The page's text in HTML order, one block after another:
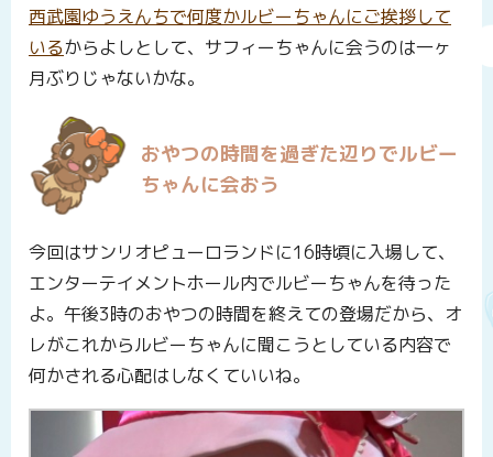
西武園ゆうえんちで何度かルビーちゃんにご挨拶して
いるからよしとして、サフィーちゃんに会うのは一ヶ
月ぶりじゃないかな。
おやつの時間を過ぎた辺りでルビー
ちゃんに会おう
今回はサンリオピューロランドに16時頃に入場して、
エンターテイメントホール内でルビーちゃんを待った
よ。午後3時のおやつの時間を終えての登場だから、オ
レがこれからルビーちゃんに聞こうとしている内容で
何かされる心配はしなくていいね。